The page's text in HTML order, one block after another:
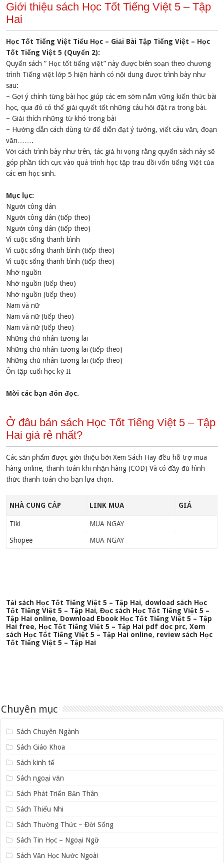
Giới thiệu sách Học Tốt Tiếng Việt 5 – Tập
Hai
Học Tốt Tiếng Việt Tiểu Học – Giải Bài Tập Tiếng Việt – Học
Tốt Tiếng Việt 5 (Quyển 2):
Quyển sách ” Học tốt tiếng việt” này được biên soạn theo chương
trình Tiếng việt lớp 5 hiện hành có nội dung được trình bày như
sau:
– Gợi ý chính từng bài học giúp các em sớm nắm vững kiến thức bài
học, qua đó có thể giải quyết tốt những câu hỏi đặt ra trong bài.
– Giải thích những từ khó trong bài
– Hướng dẫn cách dùng từ để diễn đạt ý tưởng, viết câu văn, đoạn
văn…….
Với cách trình bày như trên, tác giả hi vọng rằng quyển sách này sẽ
góp phần tích cực vào quá trình học tập trau dồi vốn tiếng Việt của
các em học sinh.
Mục lục:
Người công dân
Người công dân (tiếp theo)
Người công dân (tiếp theo)
Vì cuộc sống thanh bình
Vì cuộc sống thanh bình (tiếp theo)
Vì cuộc sống thanh bình (tiếp theo)
Nhớ nguồn
Nhớ nguồn (tiếp theo)
Nhớ nguồn (tiếp theo)
Nam và nữ
Nam và nữ (tiếp theo)
Nam và nữ (tiếp theo)
Những chủ nhân tương lai
Những chủ nhân tương lai (tiếp theo)
Những chủ nhân tương lai (tiếp theo)
Ôn tập cuối học kỳ II
Mời các bạn đón đọc.
Ở đâu bán sách Học Tốt Tiếng Việt 5 – Tập
Hai giá rẻ nhất?
Các sản phẩm được giới thiệu bởi Xem Sách Hay đều hỗ trợ mua
hàng online, thanh toán khi nhận hàng (COD) Và có đầy đủ hình
thức thanh toán cho bạn lựa chọn.
NHÀ CUNG CẤP LINK MUA GIÁ
Tiki MUA NGAY
Shopee MUA NGAY
Tải sách Học Tốt Tiếng Việt 5 – Tập Hai, dowload sách Học
Tốt Tiếng Việt 5 – Tập Hai,Đọc sách Học Tốt Tiếng Việt 5 –
Tập Hai online, Download Ebook Học Tốt Tiếng Việt 5 – Tập
Hai free, Học Tốt Tiếng Việt 5 – Tập Hai pdf doc prc,Xem
sách Học Tốt Tiếng Việt 5 – Tập Hai online, review sách Học
Tốt Tiếng Việt 5 – Tập Hai
Chuyên mục
Sách Chuyên Ngành
Sách Giáo Khoa
Sách kinh tế
Sách ngoại văn
Sách Phát Triển Bản Thân
Sách Thiếu Nhi
Sách Thường Thức – Đời Sống
Sách Tin Học – Ngoại Ngữ
Sách Văn Học Nước Ngoài